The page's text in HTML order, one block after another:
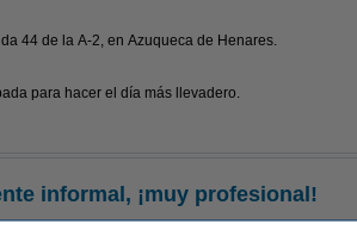
44 de la A-2, en Azuqueca de Henares.
para hacer el día más llevadero.
informal, ¡muy profesional!